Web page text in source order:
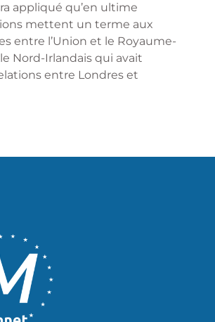
appliqué qu’en ultime
mettent un terme aux
entre l’Union et le Royaume-
Nord-Irlandais qui avait
entre Londres et